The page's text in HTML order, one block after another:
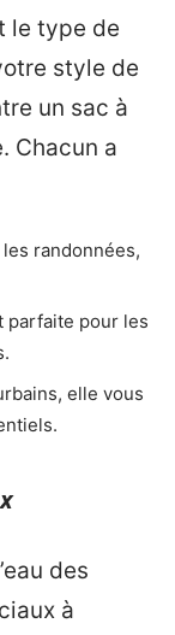
le type de
style de
un sac à
Chacun a
randonnées,
parfaite pour les
elle vous
des
à